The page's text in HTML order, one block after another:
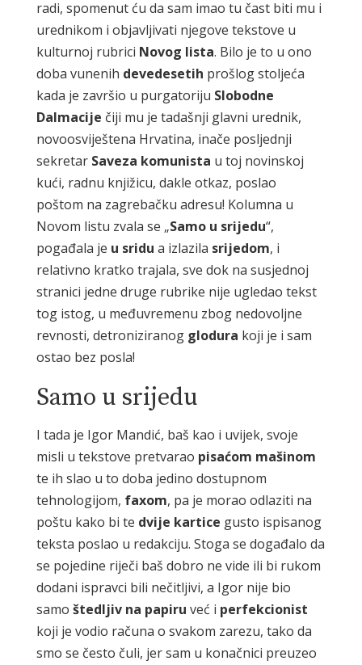
radi, spomenut ću da sam imao tu čast biti mu i
urednikom i objavljivati njegove tekstove u
kulturnoj rubrici Novog lista. Bilo je to u ono
doba vunenih devedesetih prošlog stoljeća
kada je završio u purgatoriju Slobodne
Dalmacije čiji mu je tadašnji glavni urednik,
novoosviještena Hrvatina, inače posljednji
sekretar Saveza komunista u toj novinskoj
kući, radnu knjižicu, dakle otkaz, poslao
poštom na zagrebačku adresu! Kolumna u
Novom listu zvala se „Samo u srijedu“,
pogađala je u sridu a izlazila srijedom, i
relativno kratko trajala, sve dok na susjednoj
stranici jedne druge rubrike nije ugledao tekst
tog istog, u međuvremenu zbog nedovoljne
revnosti, detroniziranog glodura koji je i sam
ostao bez posla!
Samo u srijedu
I tada je Igor Mandić, baš kao i uvijek, svoje
misli u tekstove pretvarao pisaćom mašinom
te ih slao u to doba jedino dostupnom
tehnologijom, faxom, pa je morao odlaziti na
poštu kako bi te dvije kartice gusto ispisanog
teksta poslao u redakciju. Stoga se događalo da
se pojedine riječi baš dobro ne vide ili bi rukom
dodani ispravci bili nečitljivi, a Igor nije bio
samo štedljiv na papiru već i perfekcionist
koji je vodio računa o svakom zarezu, tako da
smo se često čuli, jer sam u konačnici preuzeo